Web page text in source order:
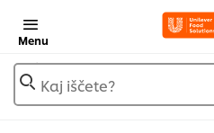
Menu
Kaj iščete?